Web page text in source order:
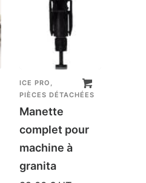
ICE PRO
PIÈCES DÉTACHÉES
Manette
complet pour
machine à
granita